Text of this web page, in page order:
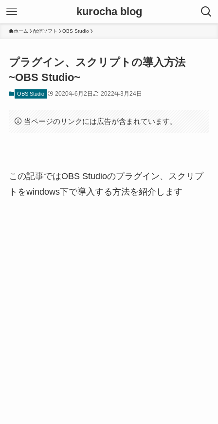
kurocha blog
ホーム 配信ソフト OBS Studio
プラグイン、スクリプトの導入方法
~OBS Studio~
OBS Studio 2020年6月2日 2022年3月24日
当ページのリンクには広告が含まれています。
この記事ではOBS Studioのプラグイン、スクリプ
トをwindows下で導入する方法を紹介します